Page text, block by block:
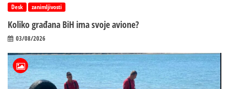
Desk zanimljivosti
Koliko građana BiH ima svoje avione?
03/08/2026